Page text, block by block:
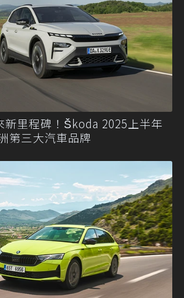
新里程碑！Škoda 2025上半年
第三大汽車品牌